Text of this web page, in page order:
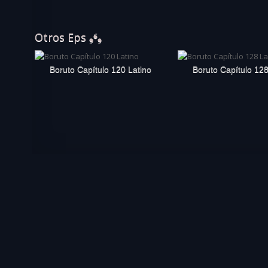
Otros Eps ❟❛❟
Boruto Capítulo 120 Latino Boruto Capítulo